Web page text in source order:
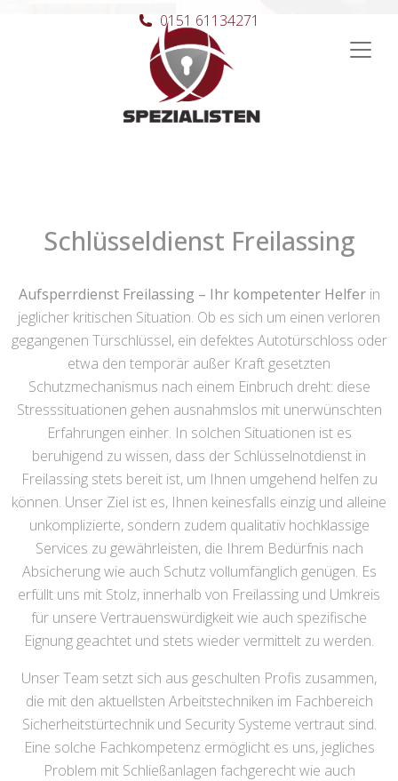
Hauptnavigation
0151 61134271
Schlüsseldienst Freilassing
Aufsperrdienst Freilassing – Ihr kompetenter Helferin
jeglicher kritischen Situation. Ob es sich um einen verloren
gegangenen Türschlüssel, ein defektes Autotürschloss oder
etwa den temporär außer Kraft gesetzten
Schutzmechanismus nach einem Einbruch dreht: diese
Stresssituationen gehen ausnahmslos mit unerwünschten
Erfahrungen einher. In solchen Situationen ist es
beruhigend zu wissen, dass der Schlüsselnotdienst in
Freilassing stets bereit ist, um Ihnen umgehend helfen zu
können. Unser Ziel ist es, Ihnen keinesfalls einzig und alleine
unkomplizierte, sondern zudem qualitativ hochklassige
Services zu gewährleisten, die Ihrem Bedürfnis nach
Absicherung wie auch Schutz vollumfänglich genügen. Es
erfüllt uns mit Stolz, innerhalb von Freilassing und Umkreis
für unsere Vertrauenswürdigkeit wie auch spezifische
Eignung geachtet und stets wieder vermittelt zu werden.
Unser Team setzt sich aus geschulten Profis zusammen,
die mit den aktuellsten Arbeitstechniken im Fachbereich
Sicherheitstürtechnik und Security Systeme vertraut sind.
Eine solche Fachkompetenz ermöglicht es uns, jegliches
Problem mit Schließanlagen fachgerecht wie auch